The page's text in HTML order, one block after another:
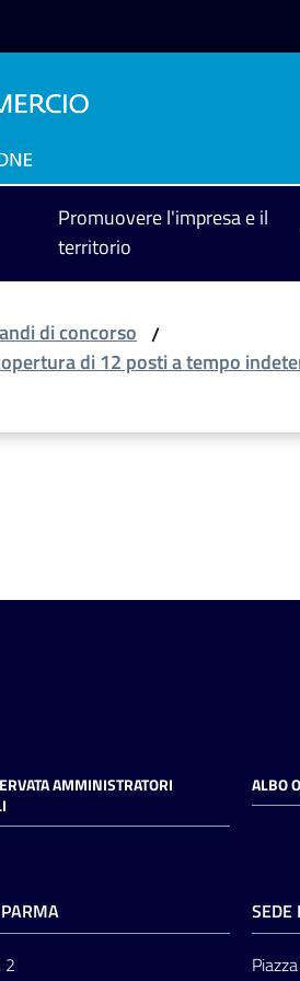
Promuovere l'impresa e il
territorio
di concorso /
di 12 posti a tempo
AMMINISTRATORI
ALBO
2
SEDE